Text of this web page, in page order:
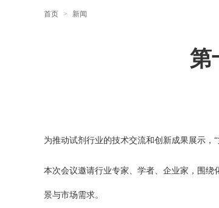
首页 > 新闻
第
为推动试剂行业的技术交流和创新成果展示，
本次会议邀请行业专家、学者、企业家，围
景与市场需求。